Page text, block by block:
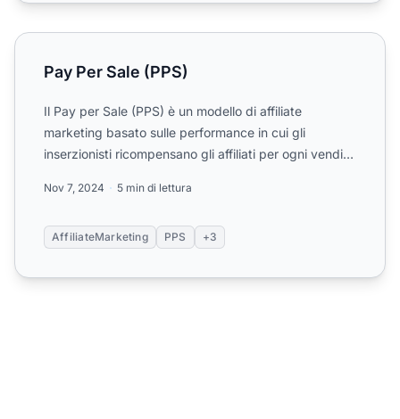
Pay Per Sale (PPS)
Pay Per Sale (PPS)
Il Pay per Sale (PPS) è un modello di affiliate
marketing basato sulle performance in cui gli
inserzionisti ricompensano gli affiliati per ogni vendita
Nov 7, 2024 5 min di lettura
AffiliateMarketing PPS +3